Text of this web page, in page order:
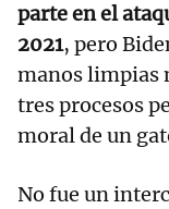
parte en el
2021, pero
manos limpias
tres procesos
moral de un
No fue un